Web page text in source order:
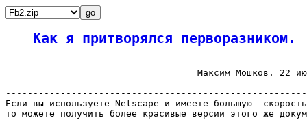
Как я притворялся перворазником.
Максим Мошков. 22
Если вы используете Netscape и имеете большую
то можете получить более красивые версии этого же